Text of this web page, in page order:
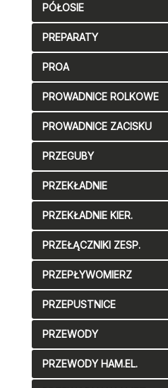
PÓŁOSIE
PREPARATY
PROA
PROWADNICE ROLKOWE
PROWADNICE ZACISKU
PRZEGUBY
PRZEKŁADNIE
PRZEKŁADNIE KIER.
PRZEŁĄCZNIKI ZESP.
PRZEPŁYWOMIERZ
PRZEPUSTNICE
PRZEWODY
PRZEWODY HAM.EL.